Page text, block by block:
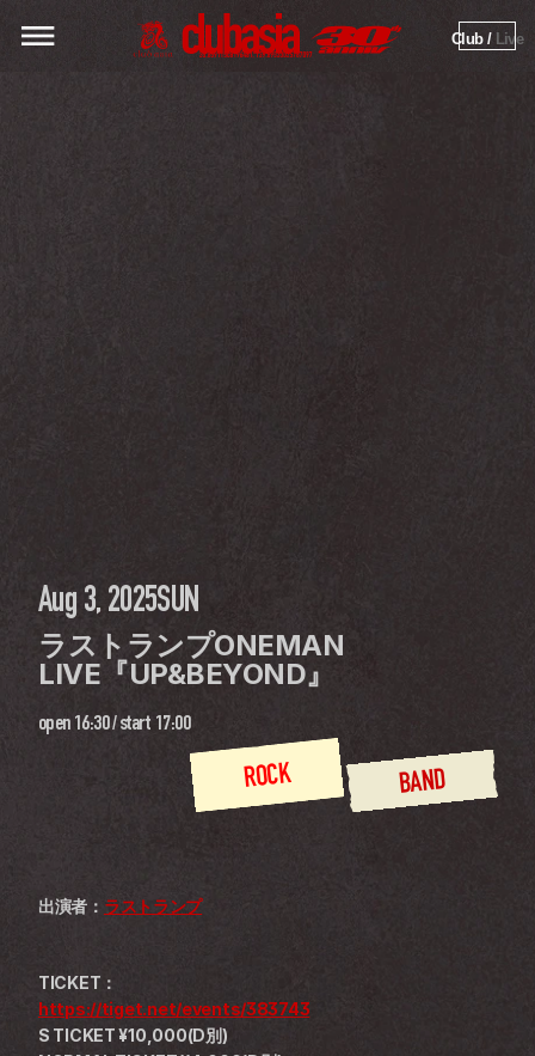
Club / Live
Aug 3, 2025SUN
ラストランプONEMAN
LIVE『UP&BEYOND』
open 16:30 / start 17:00
BAND
ROCK
出演者： ラストランプ
TICKET：
https://tiget.net/events/383743
S TICKET ¥10,000(D別)